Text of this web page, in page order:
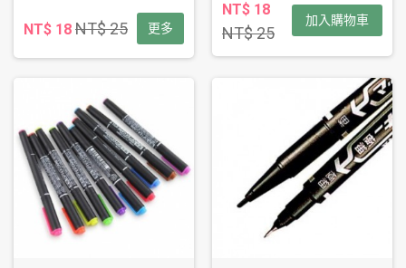
NT$ 18 NT$ 25 更多
NT$ 18
NT$ 25
加入購物車